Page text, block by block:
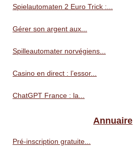
Spielautomaten 2 Euro Trick :...
Gérer son argent aux...
Spilleautomater norvégiens...
Casino en direct : l’essor...
ChatGPT France : la...
Annuaire
Pré‑inscription gratuite...